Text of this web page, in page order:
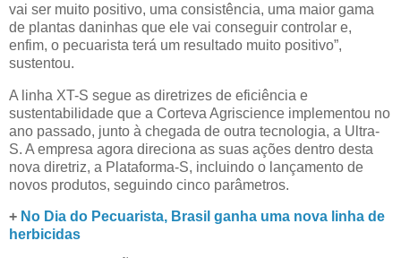
vai ser muito positivo, uma consistência, uma maior gama
de plantas daninhas que ele vai conseguir controlar e,
enfim, o pecuarista terá um resultado muito positivo”,
sustentou.
A linha XT-S segue as diretrizes de eficiência e
sustentabilidade que a Corteva Agriscience implementou no
ano passado, junto à chegada de outra tecnologia, a Ultra-
S. A empresa agora direciona as suas ações dentro desta
nova diretriz, a Plataforma-S, incluindo o lançamento de
novos produtos, seguindo cinco parâmetros.
+ No Dia do Pecuarista, Brasil ganha uma nova linha de
herbicidas